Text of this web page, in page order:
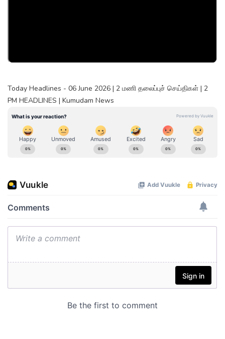
Today Headlines - 06 June 2026 | 2 மணி தலைப்புச் செய்திகள் | 2
PM HEADLINES | Kumudam News